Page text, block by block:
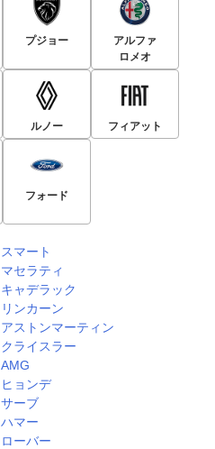
プジョー
アルファ
ロメオ
ルノー フィアット
フォード
スマート
マセラティ
キャデラック
リンカーン
アストンマーティン
クライスラー
AMG
ヒョンデ
サーブ
ハマー
ローバー